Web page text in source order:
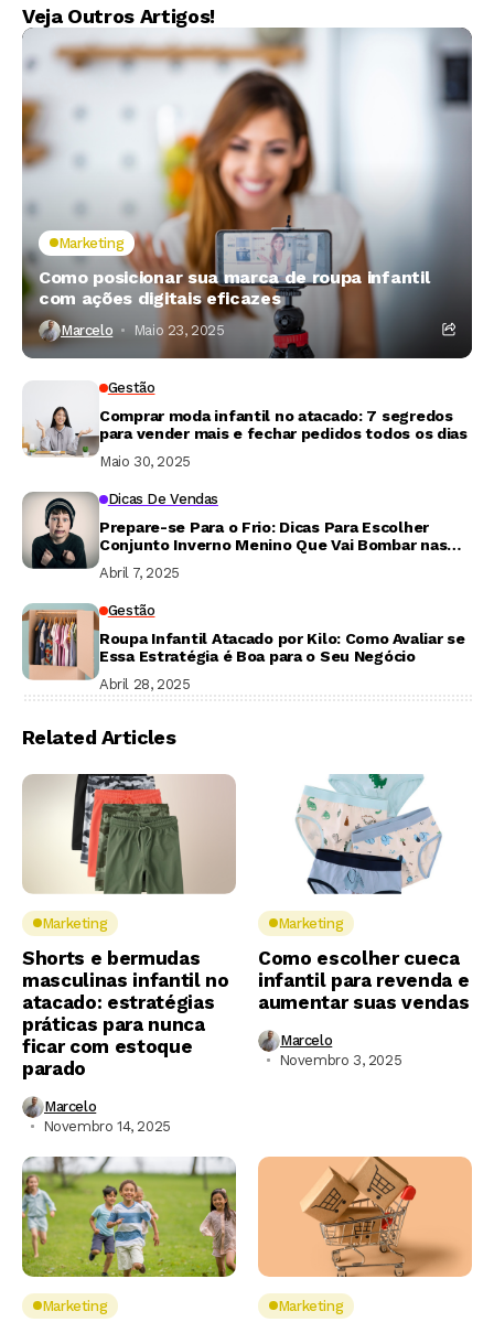
Veja Outros Artigos!
Marketing
Como posicionar sua marca de roupa infantil
com ações digitais eficazes
Marcelo Maio 23, 2025
Gestão
Comprar moda infantil no atacado: 7 segredos
para vender mais e fechar pedidos todos os dias
Maio 30, 2025
Dicas De Vendas
Prepare-se Para o Frio: Dicas Para Escolher
Conjunto Inverno Menino Que Vai Bombar nas
Abril 7, 2025
Gestão
Roupa Infantil Atacado por Kilo: Como Avaliar se
Essa Estratégia é Boa para o Seu Negócio
Abril 28, 2025
Related Articles
Marketing
Shorts e bermudas
masculinas infantil no
atacado: estratégias
práticas para nunca
ficar com estoque
parado
Marcelo
Novembro 14, 2025
Marketing
Como escolher cueca
infantil para revenda e
aumentar suas vendas
Marcelo
Novembro 3, 2025
Marketing Marketing